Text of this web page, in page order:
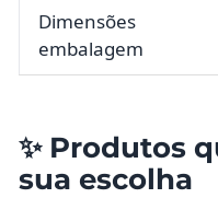
Dimensões
embalagem
✨ Produtos
sua escolha